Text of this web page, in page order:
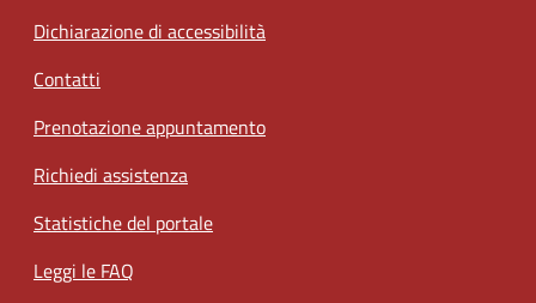
Dichiarazione di accessibilità
Contatti
Prenotazione appuntamento
Richiedi assistenza
Statistiche del portale
Leggi le FAQ